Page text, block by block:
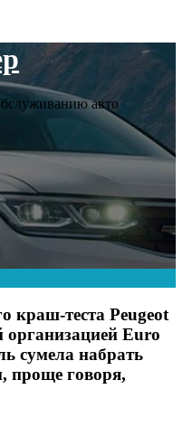
авто
краш-теста Рeugeot
организацией Euro
сумела набрать
проще говоря,